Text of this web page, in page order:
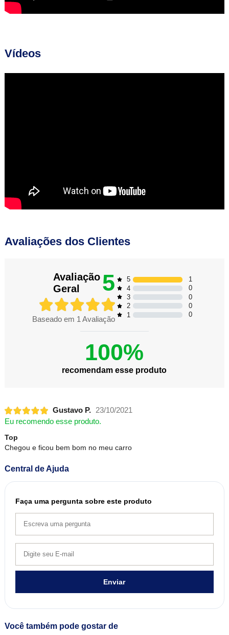
Vídeos
Avaliações dos Clientes
Avaliação
Geral
5
Baseado em 1 Avaliação
5
1
4
0
3
0
2
0
1
0
100%
recomendam esse produto
Gustavo P. 23/10/2021
Eu recomendo esse produto.
Top
Chegou e ficou bem bom no meu carro
Central de Ajuda
Faça uma pergunta sobre este produto
Enviar
Você também pode gostar de